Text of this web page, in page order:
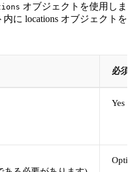
オブジェクトを使用しま
に locations オブジェクトを
必須
Yes